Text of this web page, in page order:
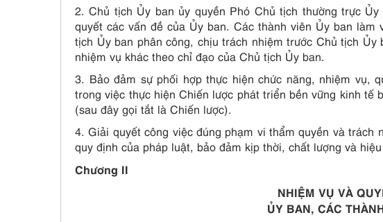
2. Chủ tịch Ủy ban ủy quyền Phó Chủ tịch thường trực
quyết các vấn đề của Ủy ban. Các thành viên Ủy ban
tịch Ủy ban phân công, chịu trách nhiệm trước Chủ tịch
nhiệm vụ khác theo chỉ đạo của Chủ tịch Ủy ban.
3. Bảo đảm sự phối hợp thực hiện chức năng, nhiệm vụ,
trong việc thực hiện Chiến lược phát triển bền vững kinh tế
(sau đây gọi tắt là Chiến lược).
4. Giải quyết công việc đúng phạm vi thẩm quyền và
quy định của pháp luật, bảo đảm kịp thời, chất lượng và
Chương II
NHIỆM VỤ VÀ
ỦY BAN, CÁC